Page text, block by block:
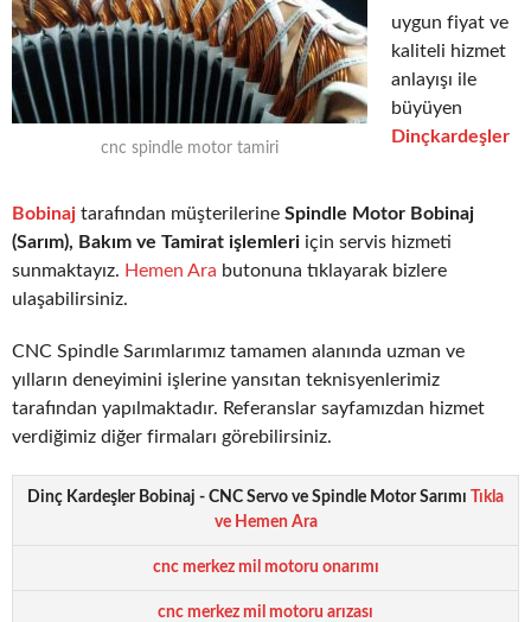
cnc spindle motor tamiri
uygun fiyat ve
kaliteli hizmet
anlayışı ile
büyüyen
Dinçkardeşler
Bobinaj tarafından müşterilerine Spindle Motor Bobinaj
(Sarım), Bakım ve Tamirat işlemleri için servis hizmeti
sunmaktayız. Hemen Ara butonuna tıklayarak bizlere
ulaşabilirsiniz.
CNC Spindle Sarımlarımız tamamen alanında uzman ve
yılların deneyimini işlerine yansıtan teknisyenlerimiz
tarafından yapılmaktadır. Referanslar sayfamızdan hizmet
verdiğimiz diğer firmaları görebilirsiniz.
Dinç Kardeşler Bobinaj - CNC Servo ve Spindle Motor Sarımı Tıkla
ve Hemen Ara
cnc merkez mil motoru onarımı
cnc merkez mil motoru arızası